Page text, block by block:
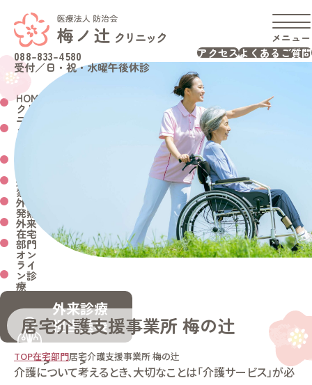
アクセスよくあるご質問
088-833-4580
受付／日・祝・水曜午後休診
メニュー
HOME
クリ
ニッ
ク紹
介
外来
禁煙
外来
発熱
外来
在宅
部門
オン
ライ
ン診
療
外来診療
担当医表
居宅介護支援事業所 梅の辻
TOP在宅部門居宅介護支援事業所 梅の辻
介護について考えるとき、大切なことは「介護サービス」が必